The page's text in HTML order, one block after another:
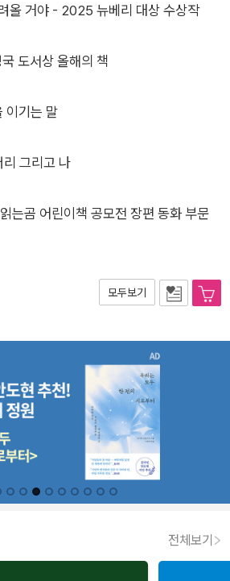
올 거야 - 2025 뉴베리 대상 수상작
도서상 올해의 책
이기는 말
그리고 나
는곰 어린이책 공모전 장편 동화 부문
모두보기
전체보기